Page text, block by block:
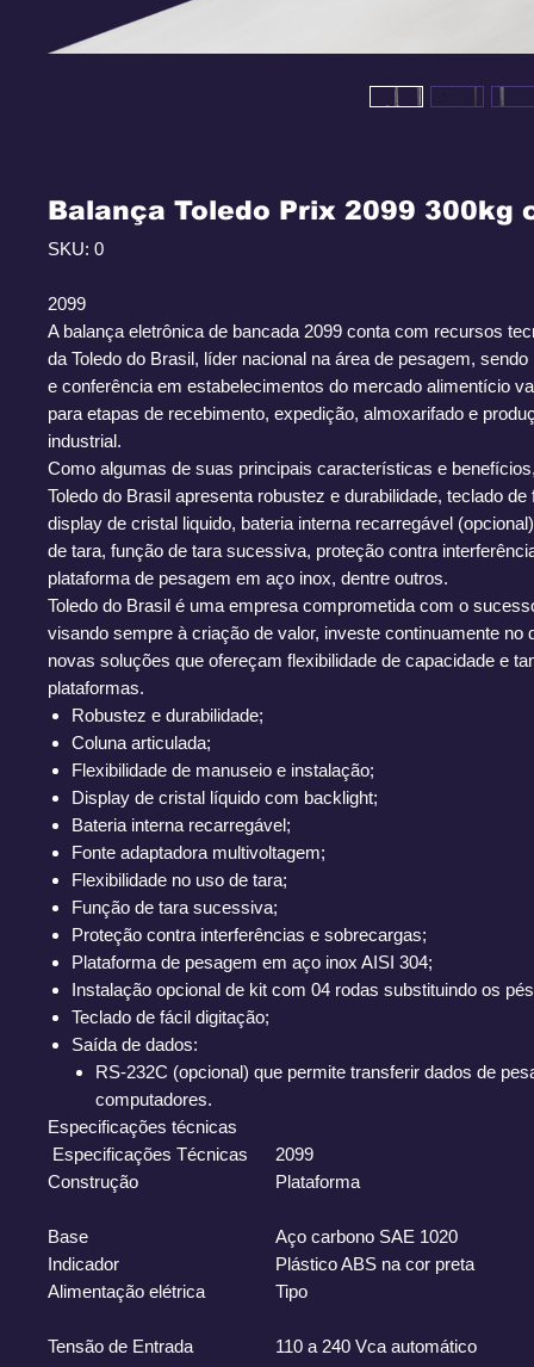
Balança Toledo Prix 2099 300kg
SKU: 0
2099
A balança eletrônica de bancada 2099 conta com recursos
da Toledo do Brasil, líder nacional na área de pesagem,
e conferência em estabelecimentos do mercado alimentício
para etapas de recebimento, expedição, almoxarifado e
industrial.
Como algumas de suas principais características e
Toledo do Brasil apresenta robustez e durabilidade, teclado de
display de cristal liquido, bateria interna recarregável
de tara, função de tara sucessiva, proteção contra
plataforma de pesagem em aço inox, dentre outros.
Toledo do Brasil é uma empresa comprometida com o
visando sempre à criação de valor, investe continuamente no
novas soluções que ofereçam flexibilidade de capacidade e
plataformas.
Robustez e durabilidade;
Coluna articulada;
Flexibilidade de manuseio e instalação;
Display de cristal líquido com backlight;
Bateria interna recarregável;
Fonte adaptadora multivoltagem;
Flexibilidade no uso de tara;
Função de tara sucessiva;
Proteção contra interferências e sobrecargas;
Plataforma de pesagem em aço inox AISI 304;
Instalação opcional de kit com 04 rodas substituindo os
Teclado de fácil digitação;
Saída de dados:
RS-232C (opcional) que permite transferir dados de
computadores.
Especificações técnicas
Especificações Técnicas
2099
Construção
Plataforma
Base
Aço carbono SAE 1020
Indicador
Plástico ABS na cor preta
Alimentação elétrica
Tipo
Tensão de Entrada
110 a 240 Vca automático